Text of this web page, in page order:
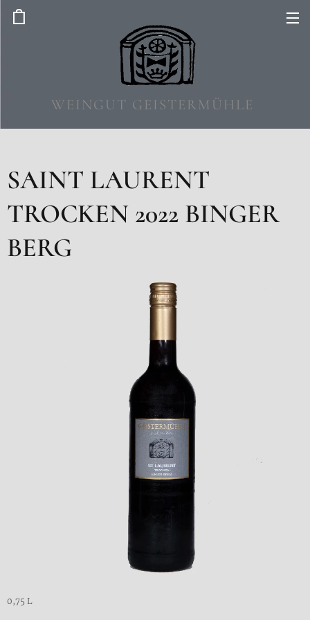
WEINGUT GEISTERMÜHLE
SAINT LAURENT
TROCKEN 2022 BINGER
BERG
0,75 L